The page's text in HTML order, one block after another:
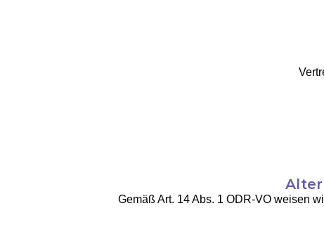
Gemäß Art. 14 Abs. 1 ODR-VO weisen